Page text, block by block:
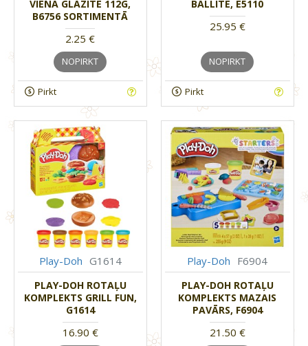
VIENA GLĀZĪTE 112G,
B6756 SORTIMENTĀ
2.25 €
NOPIRKT
Pirkt
BALLĪTE, E5110
25.95 €
NOPIRKT
Pirkt
Play-Doh G1614
PLAY-DOH ROTAĻU
KOMPLEKTS GRILL FUN,
G1614
16.90 €
Play-Doh F6904
PLAY-DOH ROTAĻU
KOMPLEKTS MAZAIS
PAVĀRS, F6904
21.50 €